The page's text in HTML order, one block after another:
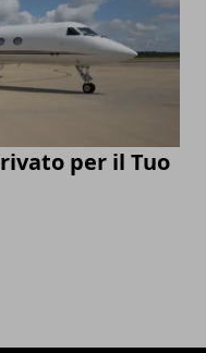
per il Tuo